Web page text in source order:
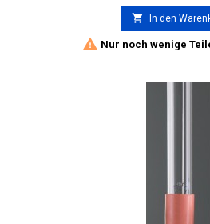
 In den
 Nur noch wenige